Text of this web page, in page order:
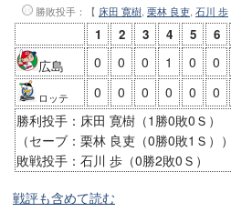
勝敗投手 ：【 床田 寛樹 栗林 良吏 石川 歩
1 2 3 4 5 6
広島 0 0 0 1 0 0
ロッテ 0 0 0 0 0 0
勝利投手：床田 寛樹（1勝0敗0Ｓ）
（セーブ：栗林 良吏（0勝0敗1Ｓ））
敗戦投手：石川 歩（0勝2敗0Ｓ）
戦評も含めて読む